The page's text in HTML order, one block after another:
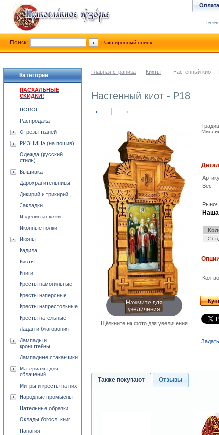
Главная страница - Киоты - Настенный киот -
Настенный киот - P18
← →
Нажмите для
увеличения
Щёлкните на фото для увеличения
Вес
Наша
2+
Опции
Кол-во
Также покупают Отзывы
Категории
ПАСХАЛЬНЫЕ
СКИДКИ!
НОВОЕ
Распродажа
Отрезы тканей
РИЗНИЦА (на пошив)
Одежда (русский
стиль)
Вышивка
Дарохранительницы
Дикирий и трикирий
Закладки
Изделия из кожи
Иконные полки
Иконы
Кадила
Киоты
Книги
Кресты намогильные
Кресты наперсные
Кресты напрестольные
Кресты нательные
Ладан и благовония
Лампады и
кронштейны
Лампадные стаканчики
Материалы для
облачений
Митры и кресты на них
Народные промыслы
Нательные образки
Оклады богосл. книг
Панагия
Оплата
Поиск: Расширенный поиск